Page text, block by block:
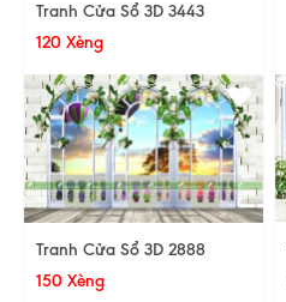
Tranh Cửa Sổ 3D 3443
120 Xèng
Tranh Cửa Sổ 3D 2888
150 Xèng